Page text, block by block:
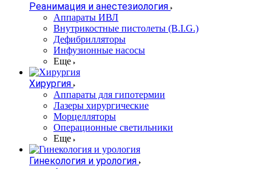
Реанимация и анестезиология
Аппараты ИВЛ
Внутрикостные пистолеты (B.I.G.)
Дефибрилляторы
Инфузионные насосы
Еще
Хирургия
Аппараты для гипотермии
Лазеры хирургические
Морцелляторы
Операционные светильники
Еще
Гинекология и урология